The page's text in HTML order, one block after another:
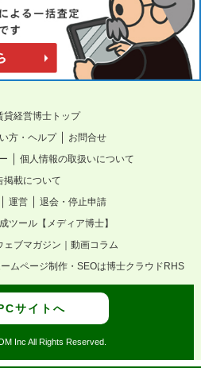
貸経営博士トップ
方・ヘルプ｜ お問合せ
｜ 個人情報の取扱いについて
掲載について
｜ 運営 ｜ 退会・停止申請
ツール【メディア博士】
ェブマガジン｜動画コラム
ムページ制作・SEOは博士クラウドRHS
サイトへ
Inc All Rights Reserved.